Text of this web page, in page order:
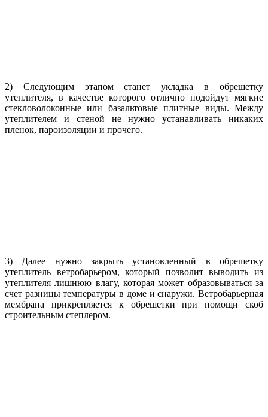
2) Следующим этапом станет укладка в обрешетку
утеплителя, в качестве которого отлично подойдут мягкие
стекловолоконные или базальтовые плитные виды. Между
утеплителем и стеной не нужно устанавливать никаких
пленок, пароизоляции и прочего.
3) Далее нужно закрыть установленный в обрешетку
утеплитель ветробарьером, который позволит выводить из
утеплителя лишнюю влагу, которая может образовываться за
счет разницы температуры в доме и снаружи. Ветробарьерная
мембрана прикрепляется к обрешетки при помощи скоб
строительным степлером.